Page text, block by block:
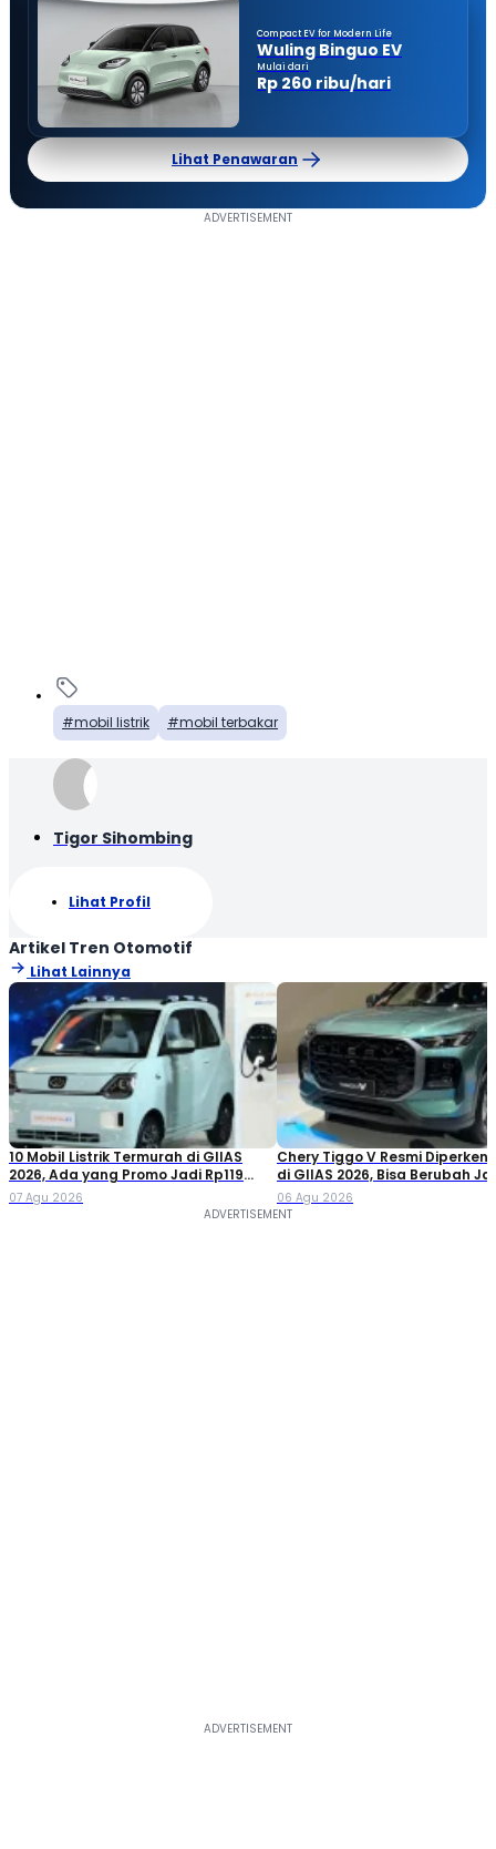
Compact EV for Modern Life
Wuling Binguo EV
Mulai dari
Rp 260 ribu/hari
Lihat Penawaran
mobil listrik mobil terbakar
Tigor Sihombing
Lihat Profil
Artikel Tren Otomotif
Lihat Lainnya
10 Mobil Listrik Termurah di GIIAS
2026, Ada yang Promo Jadi Rp119
Jutaan!
07 Agu 2026
Chery Tiggo V Resmi
di GIIAS 2026, Bisa Berubah
Double Cabin
06 Agu 2026